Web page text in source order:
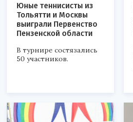
Юные теннисисты из
Тольятти и Москвы
выиграли Первенство
Пензенской области
В турнире состязались
50 участников.